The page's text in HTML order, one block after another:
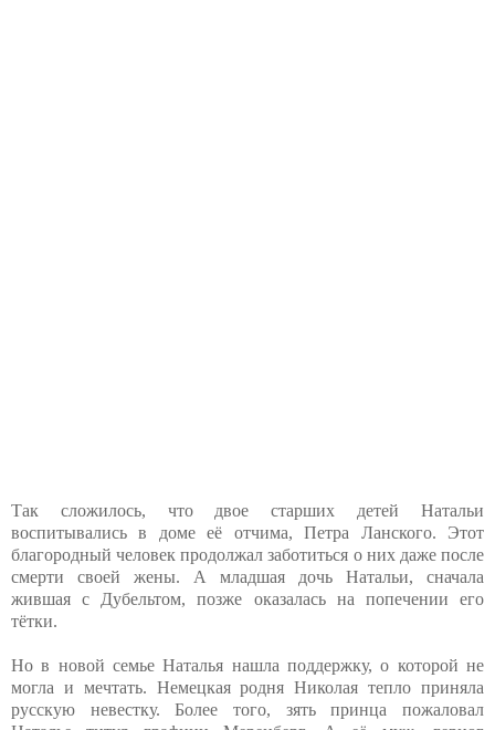
Так сложилось, что двое старших детей Натальи
воспитывались в доме её отчима, Петра Ланского. Этот
благородный человек продолжал заботиться о них даже после
смерти своей жены. А младшая дочь Натальи, сначала
жившая с Дубельтом, позже оказалась на попечении его
тётки.
Но в новой семье Наталья нашла поддержку, о которой не
могла и мечтать. Немецкая родня Николая тепло приняла
русскую невестку. Более того, зять принца пожаловал